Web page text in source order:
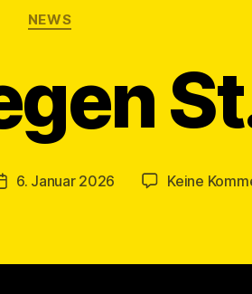
Kategorien
NEWS
6. Januar 2026 Keine